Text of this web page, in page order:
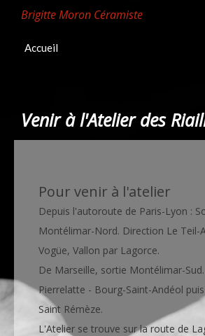
Brigitte Moron Céramiste
Accueil
Venir à l'Atelier des
Pour venir à l'atelier
Depuis l'autoroute de Paris-Lyon :
Montélimar-Nord. Direction Le Teil-
Vogüe, Vallon par Lagorce.
De Marseille, sortie Montélimar-
Pierrelatte - Bourg-Saint-Andéol
Saint Rémèze.
L'Atelier se trouve sur la route de